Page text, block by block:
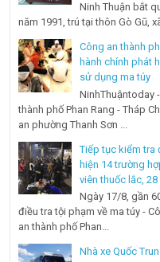
Ninh Thuận bắt
năm 1991, trú tại thôn Gò Gũ,
Công an thành
hành chính phát
sử dụng ma túy
NinhThuậntoday
thành phố Phan Rang - Tháp
an phường Thanh Sơn ...
Tiếp tục kiểm tra
hiện 14 trường
viên thuốc lắc,
Ngày 17/8, gần
điều tra tội phạm về ma túy -
an thành phố Phan...
Nhà xe Quốc